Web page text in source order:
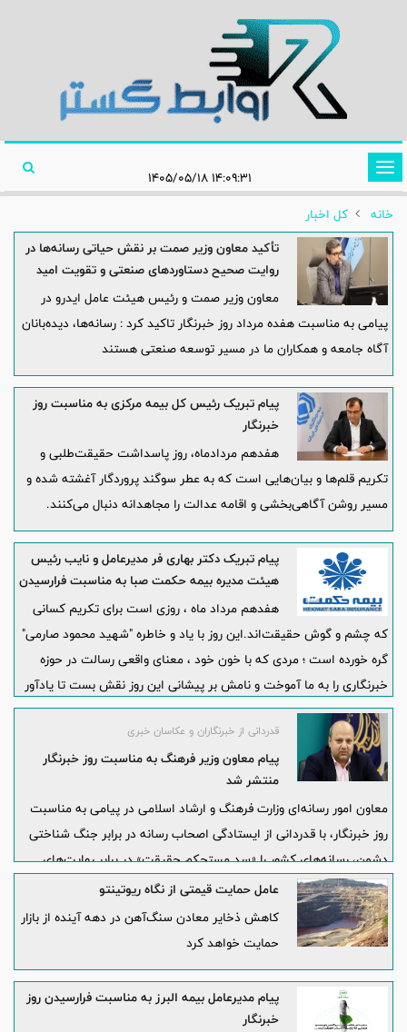
تغییر
وضعیت
ناوبری
خانه
کل اخبار
تأکید معاون وزیر صمت بر نقش حیاتی رسانه‌ها در
روایت صحیح دستاوردهای صنعتی و تقویت امید
اجتماعی
معاون وزیر صمت و رئیس هیئت عامل ایدرو در
پیامی به مناسبت هفده مرداد روز خبرنگار تاکید کرد : رسانه‌ها، دیده‌بانان
آگاه جامعه و همکاران ما در مسیر توسعه صنعتی هستند
پیام تبریک رئیس کل بیمه مرکزی به مناسبت روز
خبرنگار
هفدهم مردادماه، روز پاسداشت حقیقت‌طلبی و
تکریم قلم‌ها و بیان‌هایی است که به عطر سوگند پروردگار آغشته شده و
مسیر روشن آگاهی‌بخشی و اقامه عدالت را مجاهدانه دنبال می‌کنند.
پیام تبریک دکتر بهاری فر مدیرعامل و نایب رئیس
هیئت مدیره بیمه حکمت صبا به مناسبت فرارسیدن
"روز خبرنگار
هفدهم مرداد ماه ، روزی است برای تکریم کسانی
که چشم و گوش حقیقت‌اند.این روز با یاد و خاطره "شهید محمود صارمی"
گره خورده است ؛ مردی که با خون خود ، معنای واقعی رسالت در حوزه
خبرنگاری را به ما آموخت و نامش بر پیشانی این روز نقش بست تا یادآور
این باشد که حقیقت ، ارزشمندترین هدف است.
قدردانی از خبرنگاران و عکاسان خبری
پیام معاون وزیر فرهنگ به مناسبت روز خبرنگار
منتشر شد
معاون امور رسانه‌ای وزارت فرهنگ و ارشاد اسلامی در پیامی به مناسبت
روز خبرنگار، با قدردانی از ایستادگی اصحاب رسانه در برابر جنگ شناختی
دشمن، رسانه‌های کشور را «سد مستحکم حقیقت» در برابر روایت‌های
تحریف‌شده دانست و نوشت: رسانه‌های ایران در این آزمون بزرگ، با وجود
همه محدودیت‌ها و دشواری‌ها، جلوه‌ای درخشان از مسئولیت‌پذیری
حرفه‌ای و تعهد ملی به نمایش گذاشتند.
عامل حمایت قیمتی از نگاه ریوتینتو
کاهش ذخایر معادن سنگ‌آهن در دهه آینده از بازار
حمایت خواهد کرد
پیام مدیرعامل بیمه البرز به مناسبت فرارسیدن روز
خبرنگار